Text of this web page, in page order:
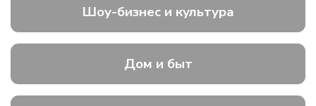
Шоу-бизнес и культура
Дом и быт